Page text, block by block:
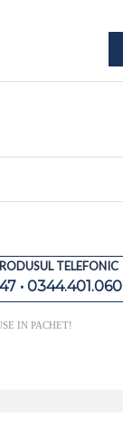
TELEFONIC
• 0344.401.060
IN PACHET!